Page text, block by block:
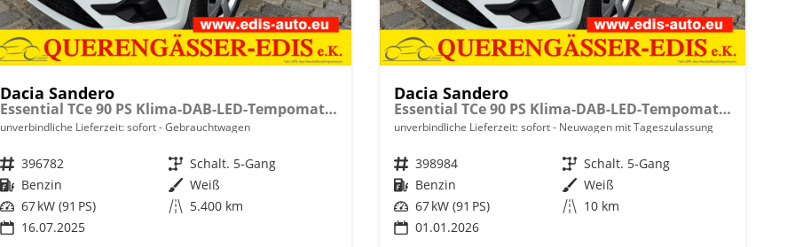
Dacia Sandero
Essential TCe 90 PS Klima-DAB-LED-Tempomat-Limiter-sofort
unverbindliche Lieferzeit: sofort Gebrauchtwagen
Fahrzeugnr. 396782 Getriebe Schalt. 5-Gang
Kraftstoff Benzin Außenfarbe Weiß
Leistung 67 kW (91 PS) Kilometerstand 5.400 km
16.07.2025
Dacia Sandero
Essential TCe 90 PS Klima-DAB-LED-Tempomat-Limiter-sofort
unverbindliche Lieferzeit: sofort Neuwagen mit Tageszulassung
Fahrzeugnr. 398984 Getriebe Schalt. 5-Gang
Kraftstoff Benzin Außenfarbe Weiß
Leistung 67 kW (91 PS) Kilometerstand 10 km
01.01.2026